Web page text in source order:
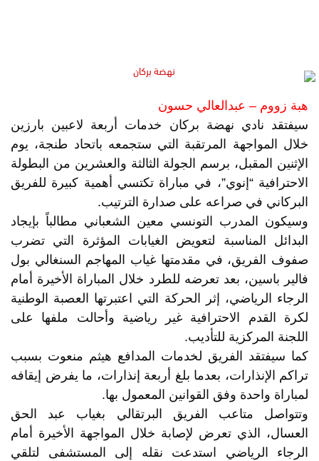
هبة زووم – عبدالعالي حسون
سيفتقد نادي نهضة بركان خدمات أربعة لاعبين بارزين
خلال المواجهة المرتقبة التي ستجمعه باتحاد طنجة، يوم
الإثنين المقبل، برسم الجولة الثالثة والعشرين من البطولة
الاحترافية “إنوي”، في مباراة تكتسي أهمية كبيرة للفريق
البركاني في صراعه على صدارة الترتيب.
وسيكون المدرب التونسي معين الشعباني مطالباً بإيجاد
البدائل المناسبة لتعويض الغيابات المؤثرة التي تضرب
صفوف الفريق، في مقدمتها غياب المهاجم السنغالي بول
فالير باسين، بعد تعرضه للطرد خلال المباراة الأخيرة أمام
الرجاء الرياضي، إثر الحركة التي اعتبرتها العصبة الوطنية
لكرة القدم الاحترافية غير رياضية وأحالت ملفها على
اللجنة المركزية للتأديب.
كما سيفتقد الفريق لخدمات المدافع هيثم منعوت بسبب
تراكم الإنذارات، بعدما بلغ أربعة إنذارات، ما يفرض إيقافه
لمباراة واحدة وفق القوانين المعمول بها.
وتتواصل متاعب الفريق البرتقالي بغياب عبد الحق
العسال، الذي تعرض لإصابة خلال المواجهة الأخيرة أمام
الرجاء الرياضي استدعت نقله إلى المستشفى لتلقي